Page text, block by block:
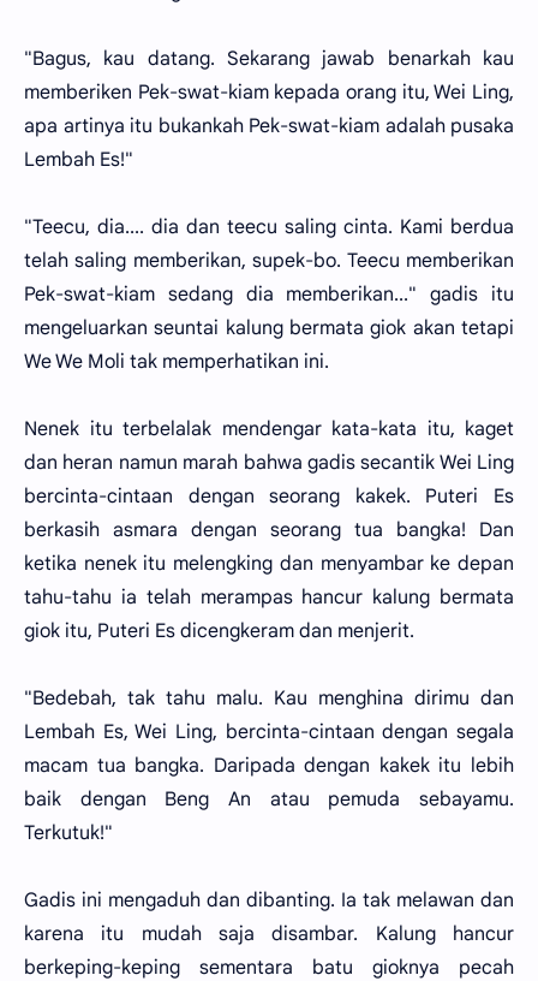
"Bagus, kau datang. Sekarang jawab benarkah kau
memberiken Pek-swat-kiam kepada orang itu, Wei Ling,
apa artinya itu bukankah Pek-swat-kiam adalah pusaka
Lembah Es!"
"Teecu, dia.... dia dan teecu saling cinta. Kami berdua
telah saling memberikan, supek-bo. Teecu memberikan
Pek-swat-kiam sedang dia memberikan..." gadis itu
mengeluarkan seuntai kalung bermata giok akan tetapi
We We Moli tak memperhatikan ini.
Nenek itu terbelalak mendengar kata-kata itu, kaget
dan heran namun marah bahwa gadis secantik Wei Ling
bercinta-cintaan dengan seorang kakek. Puteri Es
berkasih asmara dengan seorang tua bangka! Dan
ketika nenek itu melengking dan menyambar ke depan
tahu-tahu ia telah merampas hancur kalung bermata
giok itu, Puteri Es dicengkeram dan menjerit.
"Bedebah, tak tahu malu. Kau menghina dirimu dan
Lembah Es, Wei Ling, bercinta-cintaan dengan segala
macam tua bangka. Daripada dengan kakek itu lebih
baik dengan Beng An atau pemuda sebayamu.
Terkutuk!"
Gadis ini mengaduh dan dibanting. Ia tak melawan dan
karena itu mudah saja disambar. Kalung hancur
berkeping-keping sementara batu gioknya pecah